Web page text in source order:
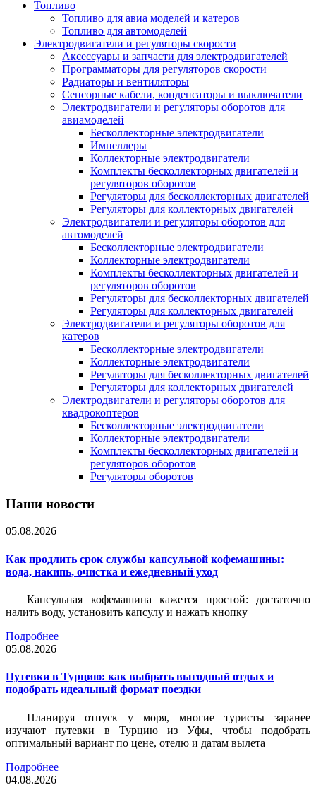
Топливо
Топливо для авиа моделей и катеров
Топливо для автомоделей
Электродвигатели и регуляторы скорости
Аксессуары и запчасти для электродвигателей
Программаторы для регуляторов скорости
Радиаторы и вентиляторы
Сенсорные кабели, конденсаторы и выключатели
Электродвигатели и регуляторы оборотов для
авиамоделей
Бесколлекторные электродвигатели
Импеллеры
Коллекторные электродвигатели
Комплекты бесколлекторных двигателей и
регуляторов оборотов
Регуляторы для бесколлекторных двигателей
Регуляторы для коллекторных двигателей
Электродвигатели и регуляторы оборотов для
автомоделей
Бесколлекторные электродвигатели
Коллекторные электродвигатели
Комплекты бесколлекторных двигателей и
регуляторов оборотов
Регуляторы для бесколлекторных двигателей
Регуляторы для коллекторных двигателей
Электродвигатели и регуляторы оборотов для
катеров
Бесколлекторные электродвигатели
Коллекторные электродвигатели
Регуляторы для бесколлекторных двигателей
Регуляторы для коллекторных двигателей
Электродвигатели и регуляторы оборотов для
квадрокоптеров
Бесколлекторные электродвигатели
Коллекторные электродвигатели
Комплекты бесколлекторных двигателей и
регуляторов оборотов
Регуляторы оборотов
Наши новости
05.08.2026
Как продлить срок службы капсульной кофемашины:
вода, накипь, очистка и ежедневный уход
Капсульная кофемашина кажется простой: достаточно
налить воду, установить капсулу и нажать кнопку
Подробнее
05.08.2026
Путевки в Турцию: как выбрать выгодный отдых и
подобрать идеальный формат поездки
Планируя отпуск у моря, многие туристы заранее
изучают путевки в Турцию из Уфы, чтобы подобрать
оптимальный вариант по цене, отелю и датам вылета
Подробнее
04.08.2026